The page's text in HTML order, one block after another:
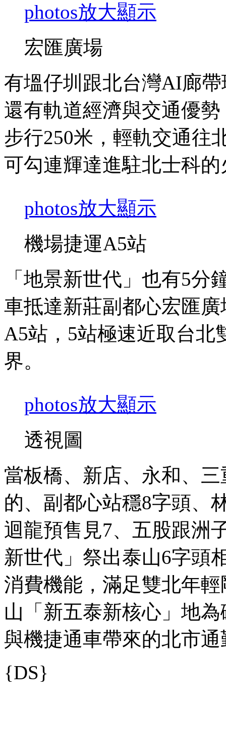
photos放大顯示
宏匯廣場
有塭仔圳跟北台灣AI廊
還有軌道經濟與交通優
步行250米，輕軌交通往
可勾連輝達進駐北士科
photos放大顯示
機場捷運A5站
「地景新世代」也有5分
車抵達新莊副都心宏匯
A5站，5站極速近取台北
界。
photos放大顯示
透視圖
當板橋、新店、永和、
的、副都心站穩8字頭、
迴龍預售見7、五股跟洲
新世代」祭出泰山6字頭
消費機能，滿足雙北年
山「新五泰新核心」地
與機捷通車帶來的北市
{DS}